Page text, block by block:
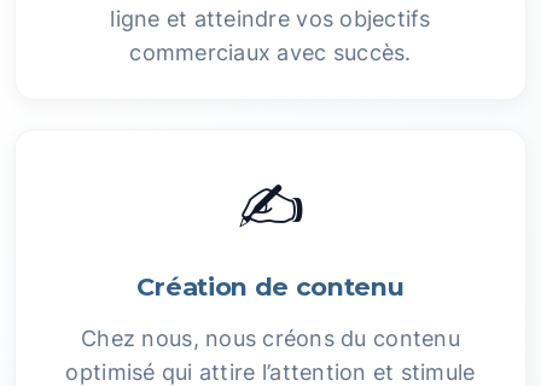
ligne et atteindre vos objectifs
commerciaux avec succès.
✍️
Création de contenu
Chez nous, nous créons du contenu
optimisé qui attire l’attention et stimule